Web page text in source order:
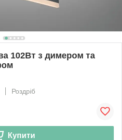
102Вт з димером та
Роздріб
Купити